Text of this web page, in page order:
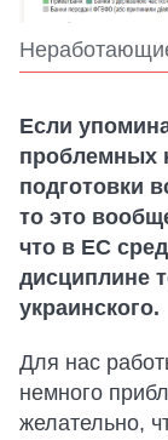
Если
проблемных
подготовки
то это
что в ЕС
дисциплине
украинского.
Для нас
немного
желательно,